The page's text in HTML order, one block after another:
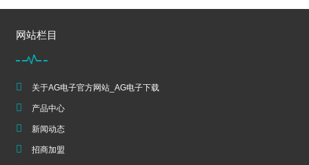
网站栏目
关于AG电子官方网站_AG电子下载
产品中心
新闻动态
招商加盟